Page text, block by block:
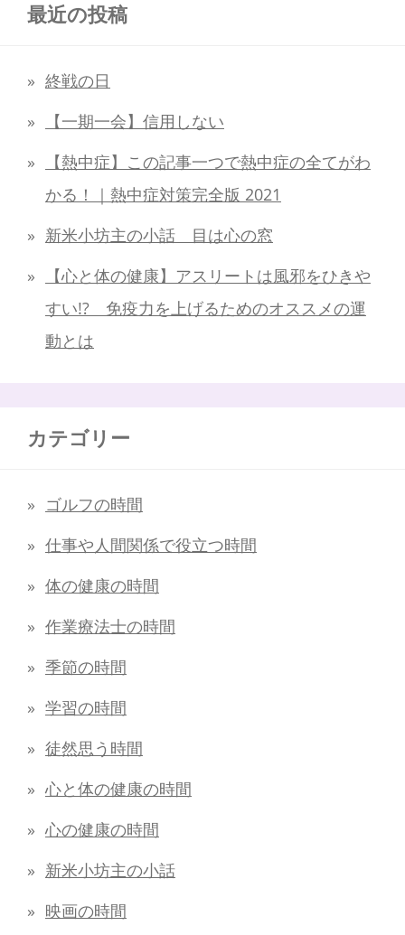
最近の投稿
終戦の日
【一期一会】信用しない
【熱中症】この記事一つで熱中症の全てがわ
かる！｜熱中症対策完全版 2021
新米小坊主の小話 目は心の窓
【心と体の健康】アスリートは風邪をひきや
すい!? 免疫力を上げるためのオススメの運
動とは
カテゴリー
ゴルフの時間
仕事や人間関係で役立つ時間
体の健康の時間
作業療法士の時間
季節の時間
学習の時間
徒然思う時間
心と体の健康の時間
心の健康の時間
新米小坊主の小話
映画の時間